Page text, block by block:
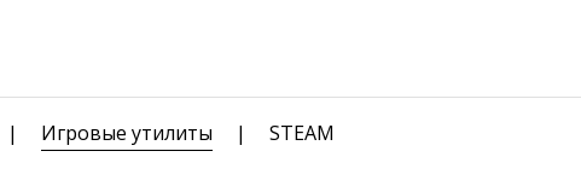
| Игровые утилиты | STEAM